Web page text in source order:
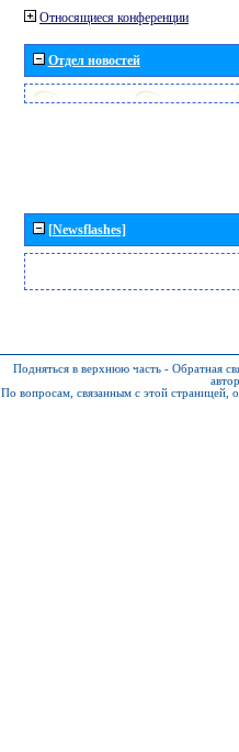
Относящиеся конференции
Отдел новостей
[Newsflashes]
Подняться в верхнюю часть - Обратная
По вопросам, связанным с этой страницей,